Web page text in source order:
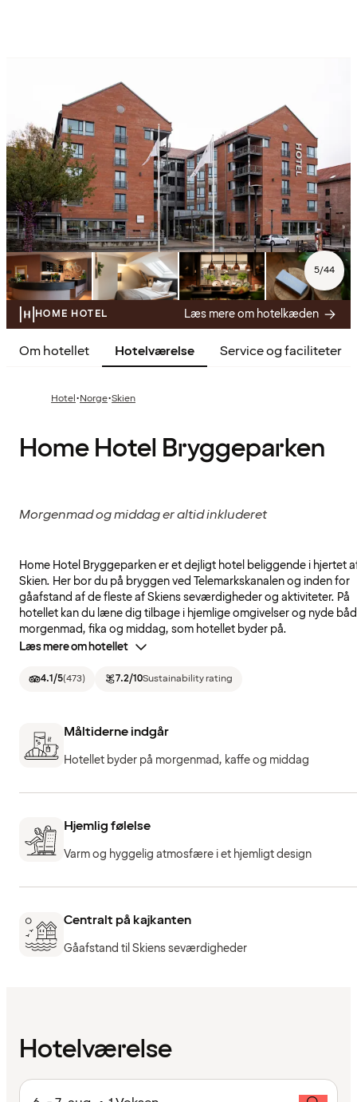
5/44
HOME HOTEL Læs mere om hotelkæden
Om hotellet Hotelværelse Service og faciliteter
Hotel·Norge·Skien
Home Hotel Bryggeparken
Morgenmad og middag er altid inkluderet
Home Hotel Bryggeparken er et dejligt hotel beliggende i hjertet
Skien. Her bor du på bryggen ved Telemarkskanalen og inden for
gåafstand af de fleste af Skiens seværdigheder og aktiviteter. På
hotellet kan du læne dig tilbage i hjemlige omgivelser og nyde
morgenmad, fika og middag, som hotellet byder på.
Læs mere om hotellet
4.1/5(473) 7.2/10Sustainability rating
Måltiderne indgår
Hotellet byder på morgenmad, kaffe og middag
Hjemlig følelse
Varm og hyggelig atmosfære i et hjemligt design
Centralt på kajkanten
Gåafstand til Skiens seværdigheder
Hotelværelse